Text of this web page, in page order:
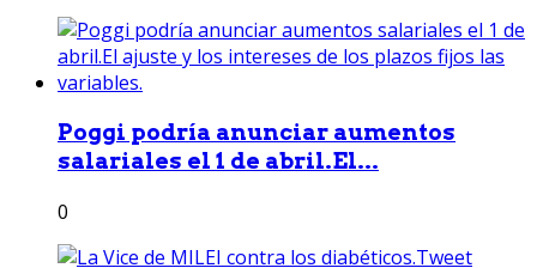
Poggi podría anunciar aumentos
salariales el 1 de abril.El...
0